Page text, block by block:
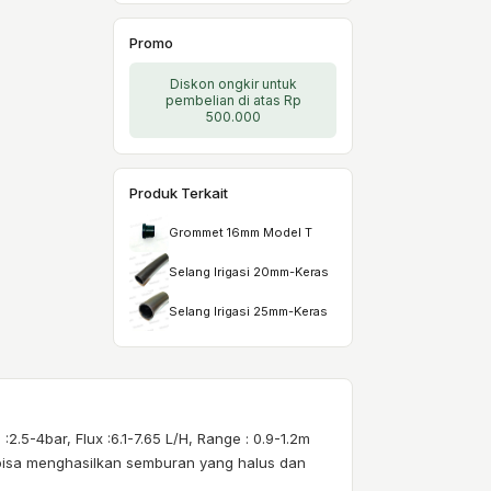
4bar, Flux :6.1-7.65 L/H, Range : 0.9-1.2m
menghasilkan semburan yang halus dan
Promo
Diskon ongkir untuk
pembelian di atas Rp
500.000
Produk Terkait
Grommet 16mm Model T
Selang Irigasi 20mm-Keras
Selang Irigasi 25mm-Keras